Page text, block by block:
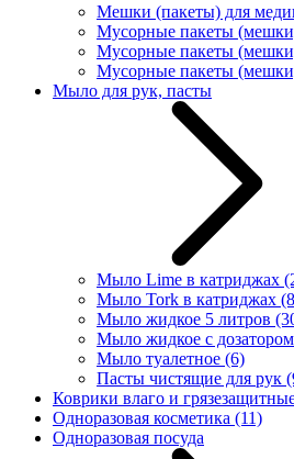
Мешки (пакеты) для
Мусорные пакеты
Мусорные пакеты
Мусорные пакеты
Мыло для рук, пасты
Мыло Lime в катриджах
Мыло Tork в катриджах
Мыло жидкое 5 литров
Мыло жидкое с дозатором
Мыло туалетное (6)
Пасты чистящие для рук
Коврики влаго и
Одноразовая косметика (11)
Одноразовая посуда